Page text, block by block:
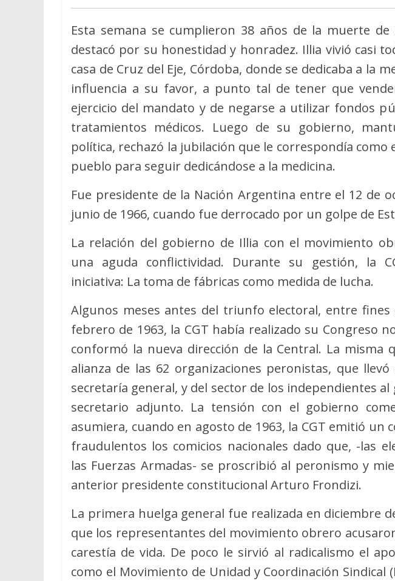
Esta semana se cumplieron 38 años de la muerte de
destacó por su honestidad y honradez. Illia vivió casi
casa de Cruz del Eje, Córdoba, donde se dedicaba a la
influencia a su favor, a punto tal de tener que
ejercicio del mandato y de negarse a utilizar fondos
tratamientos médicos. Luego de su gobierno,
política, rechazó la jubilación que le correspondía como
pueblo para seguir dedicándose a la medicina.
Fue presidente de la Nación Argentina entre el 12 de
junio de 1966, cuando fue derrocado por un golpe de
La relación del gobierno de Illia con el movimiento
una aguda conflictividad. Durante su gestión, la
iniciativa: La toma de fábricas como medida de lucha.
Algunos meses antes del triunfo electoral, entre
febrero de 1963, la CGT había realizado su Congreso
conformó la nueva dirección de la Central. La misma
alianza de las 62 organizaciones peronistas, que
secretaría general, y del sector de los independientes al
secretario adjunto. La tensión con el gobierno
asumiera, cuando en agosto de 1963, la CGT emitió un
fraudulentos los comicios nacionales dado que, -las
las Fuerzas Armadas- se proscribió al peronismo y
anterior presidente constitucional Arturo Frondizi.
La primera huelga general fue realizada en diciembre
que los representantes del movimiento obrero
carestía de vida. De poco le sirvió al radicalismo el
como el Movimiento de Unidad y Coordinación Sindical